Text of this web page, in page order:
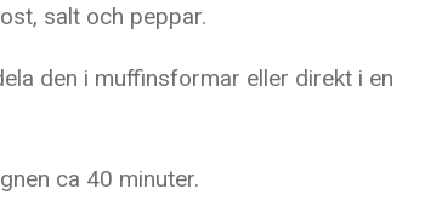
salt och peppar.
den i muffinsformar eller direkt i en
ca 40 minuter.